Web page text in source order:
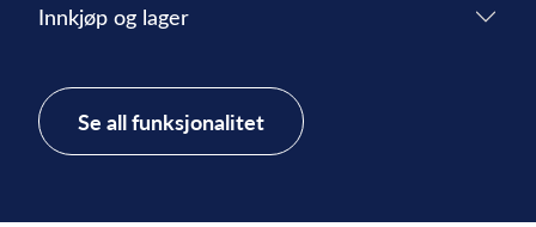
Innkjøp og lager
Se all funksjonalitet